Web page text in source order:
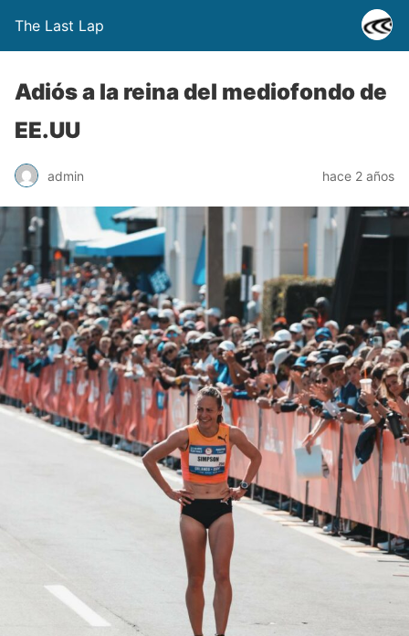
The Last Lap
Adiós a la reina del mediofondo de
EE.UU
admin hace 2 años